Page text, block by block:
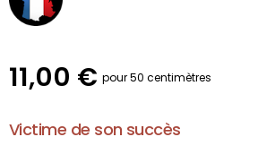
11,00 € pour 50 centimètres
Victime de son succès